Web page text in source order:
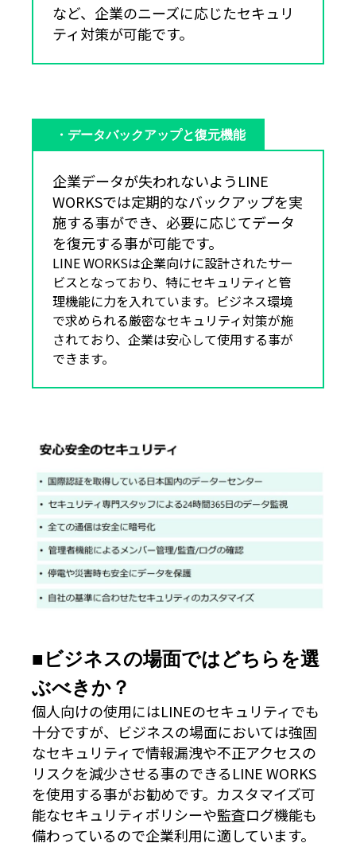
など、企業のニーズに応じたセキュリ
ティ対策が可能です。
・データバックアップと復元機能
企業データが失われないようLINE
WORKSでは定期的なバックアップを実
施する事ができ、必要に応じてデータ
を復元する事が可能です。
LINE WORKSは企業向けに設計されたサー
ビスとなっており、特にセキュリティと管
理機能に力を入れています。ビジネス環境
で求められる厳密なセキュリティ対策が施
されており、企業は安心して使用する事が
できます。
■ビジネスの場面ではどちらを選
ぶべきか？
個人向けの使用にはLINEのセキュリティでも
十分ですが、ビジネスの場面においては強固
なセキュリティで情報漏洩や不正アクセスの
リスクを減少させる事のできるLINE WORKS
を使用する事がお勧めです。カスタマイズ可
能なセキュリティポリシーや監査ログ機能も
備わっているので企業利用に適しています。